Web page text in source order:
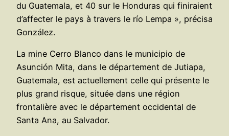
du Guatemala, et 40 sur le Honduras qui finiraient
d’affecter le pays à travers le río Lempa », précisa
González.
La mine Cerro Blanco dans le municipio de
Asunción Mita, dans le département de Jutiapa,
Guatemala, est actuellement celle qui présente le
plus grand risque, située dans une région
frontalière avec le département occidental de
Santa Ana, au Salvador.